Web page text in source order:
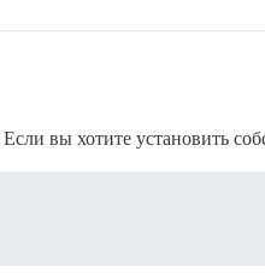
вы хотите установить